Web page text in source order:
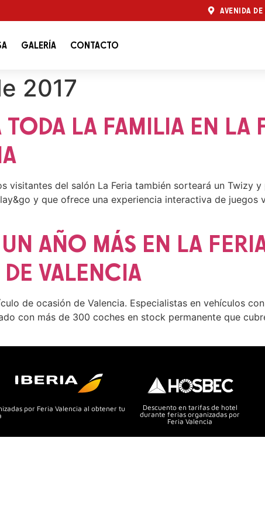
AVENIDA
GALERÍA CONTACTO
2017
TODA LA FAMILIA EN LA
visitantes del salón La Feria también sorteará un Twizy
y que ofrece una experiencia interactiva de juegos
AÑO MÁS EN LA
VALENCIA
de ocasión de Valencia. Especialistas en vehículos
con más de 300 coches en stock permanente que
por Feria Valencia al obtener tu
Descuento en tarifas de hotel
durante ferias organizadas por
Feria Valencia